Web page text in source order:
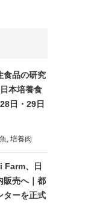
食品の研究
本培養食
日・29日
, 培養肉
Farm、日
販売へ｜都
ターを正式